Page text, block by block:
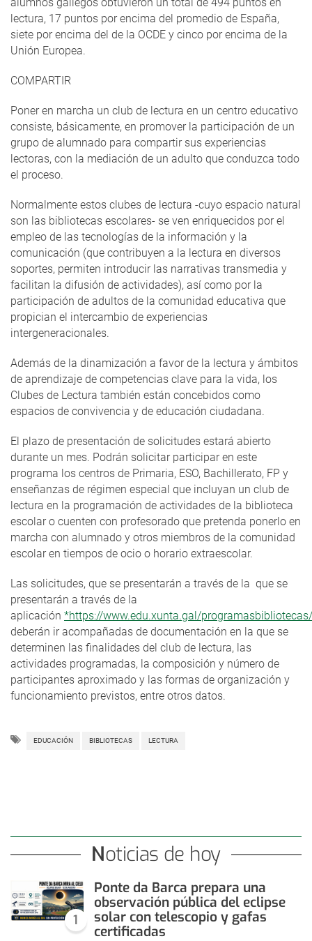
lectura, 17 puntos por encima del promedio de España,
siete por encima del de la OCDE y cinco por encima de la
Unión Europea.
COMPARTIR
Poner en marcha un club de lectura en un centro educativo
consiste, básicamente, en promover la participación de un
grupo de alumnado para compartir sus experiencias
lectoras, con la mediación de un adulto que conduzca todo
el proceso.
Normalmente estos clubes de lectura -cuyo espacio natural
son las bibliotecas escolares- se ven enriquecidos por el
empleo de las tecnologías de la información y la
comunicación (que contribuyen a la lectura en diversos
soportes, permiten introducir las narrativas transmedia y
facilitan la difusión de actividades), así como por la
participación de adultos de la comunidad educativa que
propician el intercambio de experiencias
intergeneracionales.
Además de la dinamización a favor de la lectura y ámbitos
de aprendizaje de competencias clave para la vida, los
Clubes de Lectura también están concebidos como
espacios de convivencia y de educación ciudadana.
El plazo de presentación de solicitudes estará abierto
durante un mes. Podrán solicitar participar en este
programa los centros de Primaria, ESO, Bachillerato, FP y
enseñanzas de régimen especial que incluyan un club de
lectura en la programación de actividades de la biblioteca
escolar o cuenten con profesorado que pretenda ponerlo en
marcha con alumnado y otros miembros de la comunidad
escolar en tiempos de ocio o horario extraescolar.
Las solicitudes, que se presentarán a través de la que se
presentarán a través de la
aplicación *https://www.edu.xunta.gal/programasbibliotecas/
deberán ir acompañadas de documentación en la que se
determinen las finalidades del club de lectura, las
actividades programadas, la composición y número de
participantes aproximado y las formas de organización y
funcionamiento previstos, entre otros datos.
EDUCACIÓN BIBLIOTECAS LECTURA
Noticias de hoy
1
Ponte da Barca prepara una
observación pública del eclipse
solar con telescopio y gafas
certificadas